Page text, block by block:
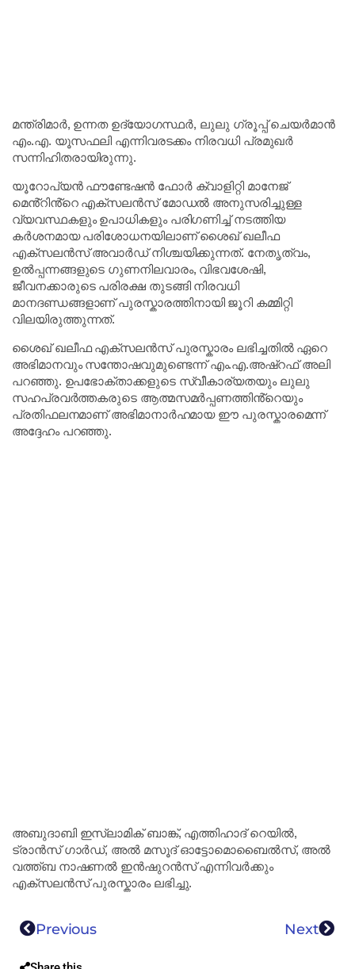
മന്ത്രിമാർ, ഉന്നത ഉദ്യോഗസ്ഥർ, ലുലു ഗ്രൂപ്പ് ചെയർമാൻ
എം.എ. യൂസഫലി എന്നിവരടക്കം നിരവധി പ്രമുഖർ
സന്നിഹിതരായിരുന്നു.
യൂറോപ്യൻ ഫൗണ്ടേഷൻ ഫോർ ക്വാളിറ്റി മാനേജ്
മെൻ്റിൻ്റെ എക്സലൻസ് മോഡൽ അനുസരിച്ചുള്ള
വ്യവസ്ഥകളും ഉപാധികളും പരിഗണിച്ച് നടത്തിയ
കർശനമായ പരിശോധനയിലാണ് ശൈഖ് ഖലീഫ
എക്സലൻസ് അവാർഡ് നിശ്ചയിക്കുന്നത്. നേതൃത്വം,
ഉൽപ്പന്നങ്ങളുടെ ഗുണനിലവാരം, വിഭവശേഷി,
ജീവനക്കാരുടെ പരിരക്ഷ തുടങ്ങി നിരവധി
മാനദണ്ഡങ്ങളാണ് പുരസ്കാരത്തിനായി ജൂറി കമ്മിറ്റി
വിലയിരുത്തുന്നത്.
ശൈഖ് ഖലീഫ എക്സലൻസ്‌ പുരസ്കാരം ലഭിച്ചതിൽ ഏറെ
അഭിമാനവും സന്തോഷവുമുണ്ടെന്ന് എം.എ.അഷ്റഫ് അലി
പറഞ്ഞു. ഉപഭോക്താക്കളുടെ സ്വീകാര്യതയും ലുലു
സഹപ്രവർത്തകരുടെ ആത്മസമർപ്പണത്തിൻ്റെയും
പ്രതിഫലനമാണ് അഭിമാനാർഹമായ ഈ പുരസ്കാരമെന്ന്
അദ്ദേഹം പറഞ്ഞു.
അബുദാബി ഇസ്ലാമിക് ബാങ്ക്, എത്തിഹാദ് റെയിൽ,
ട്രാൻസ് ഗാർഡ്, അൽ മസൂദ് ഓട്ടോമൊബൈൽസ്, അൽ
വത്ത്ബ നാഷണൽ ഇൻഷുറൻസ് എന്നിവർക്കും
എക്സലൻസ് പുരസ്കാരം ലഭിച്ചു.
Previous Next